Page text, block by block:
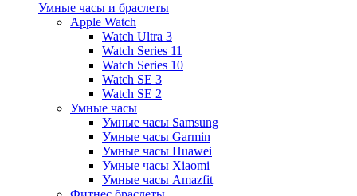
Умные часы и браслеты
Apple Watch
Watch Ultra 3
Watch Series 11
Watch Series 10
Watch SE 3
Watch SE 2
Умные часы
Умные часы Samsung
Умные часы Garmin
Умные часы Huawei
Умные часы Xiaomi
Умные часы Amazfit